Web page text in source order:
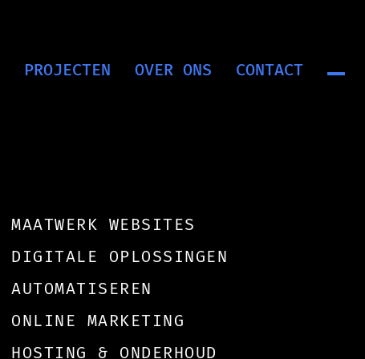
PROJECTEN OVER ONS CONTACT
MAATWERK WEBSITES
DIGITALE OPLOSSINGEN
AUTOMATISEREN
ONLINE MARKETING
HOSTING & ONDERHOUD